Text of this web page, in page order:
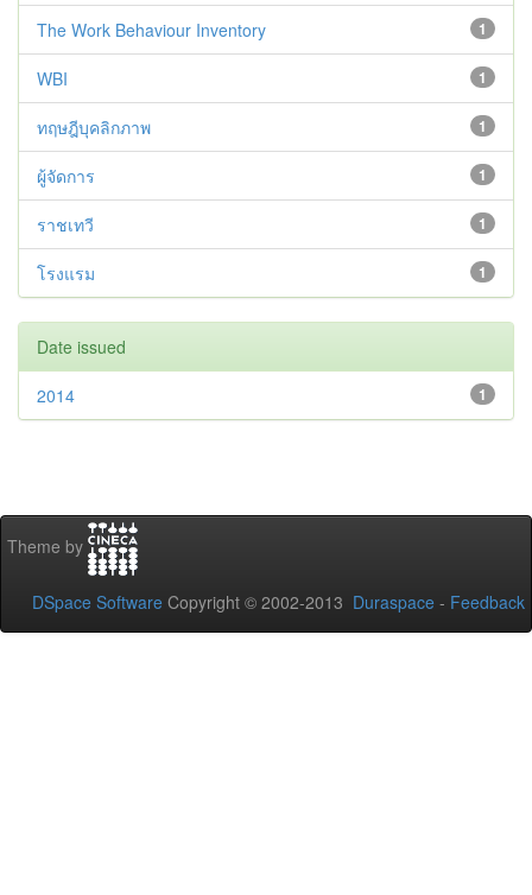
1
The Work Behaviour Inventory
1
WBI
1
ทฤษฎีบุคลิกภาพ
1
ผู้จัดการ
1
ราชเทวี
1
โรงแรม
Date issued
1
2014
Theme by
DSpace Software Copyright © 2002-2013 Duraspace - Feedback